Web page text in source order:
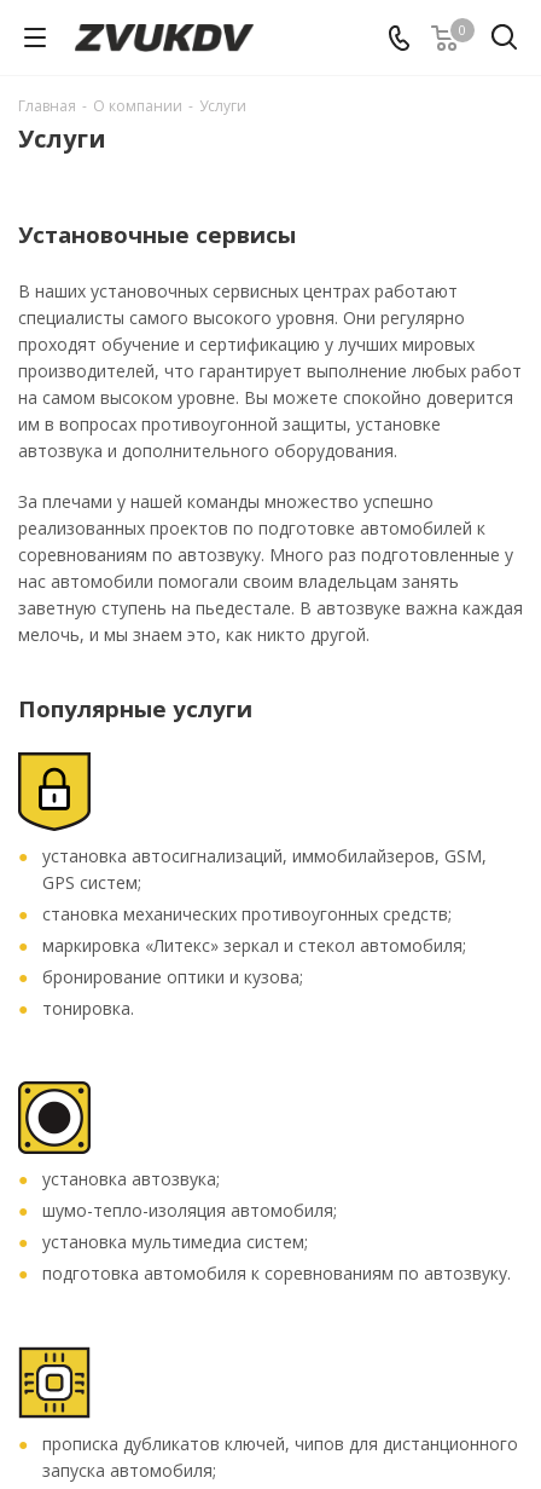
0
Главная - О компании - Услуги
Услуги
Установочные сервисы
В наших установочных сервисных центрах работают
специалисты самого высокого уровня. Они регулярно
проходят обучение и сертификацию у лучших мировых
производителей, что гарантирует выполнение любых работ
на самом высоком уровне. Вы можете спокойно доверится
им в вопросах противоугонной защиты, установке
автозвука и дополнительного оборудования.
За плечами у нашей команды множество успешно
реализованных проектов по подготовке автомобилей к
соревнованиям по автозвуку. Много раз подготовленные у
нас автомобили помогали своим владельцам занять
заветную ступень на пьедестале. В автозвуке важна каждая
мелочь, и мы знаем это, как никто другой.
Популярные услуги
установка автосигнализаций, иммобилайзеров, GSM,
GPS систем;
становка механических противоугонных средств;
маркировка «Литекс» зеркал и стекол автомобиля;
бронирование оптики и кузова;
тонировка.
установка автозвука;
шумо-тепло-изоляция автомобиля;
установка мультимедиа систем;
подготовка автомобиля к соревнованиям по автозвуку.
прописка дубликатов ключей, чипов для дистанционного
запуска автомобиля;